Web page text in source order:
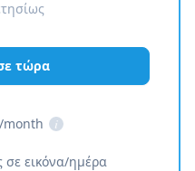
τώρα
month
i
σε εικόνα/ημέρα